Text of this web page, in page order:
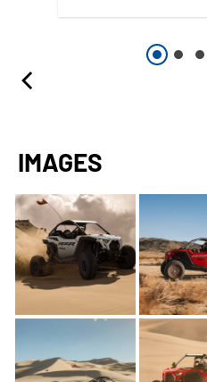
IMAGES